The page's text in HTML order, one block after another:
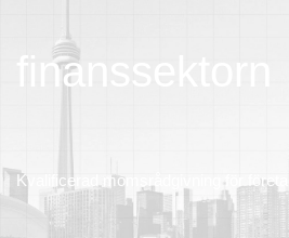
finanssektorn
Kvalificerad momsrådgivning för företag